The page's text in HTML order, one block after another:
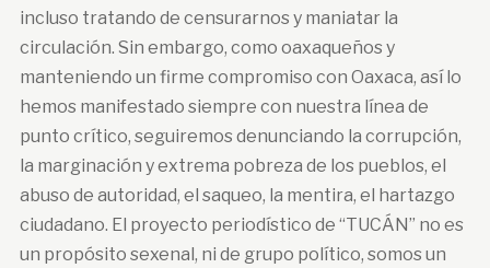
incluso tratando de censurarnos y maniatar la
circulación. Sin embargo, como oaxaqueños y
manteniendo un firme compromiso con Oaxaca, así lo
hemos manifestado siempre con nuestra línea de
punto crítico, seguiremos denunciando la corrupción,
la marginación y extrema pobreza de los pueblos, el
abuso de autoridad, el saqueo, la mentira, el hartazgo
ciudadano. El proyecto periodístico de “TUCÁN” no es
un propósito sexenal, ni de grupo político, somos un